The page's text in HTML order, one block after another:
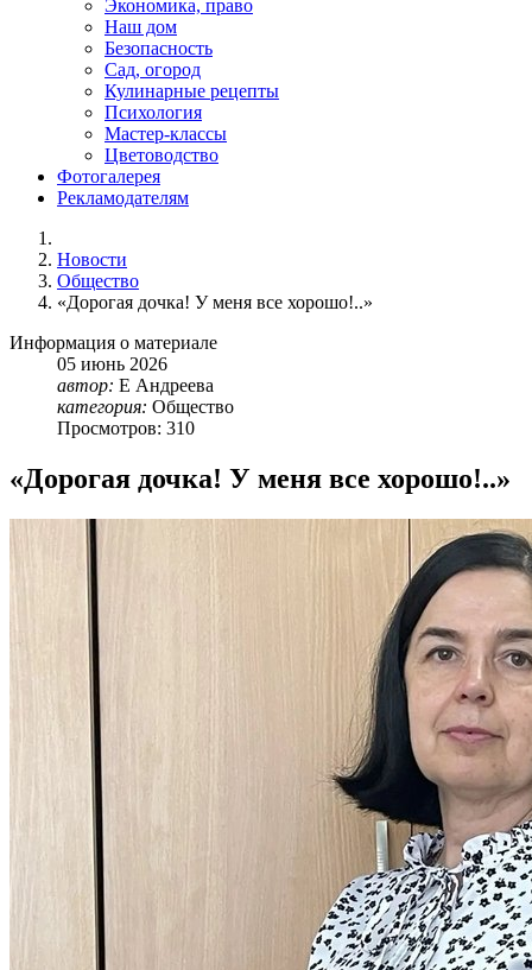
Экономика, право
Наш дом
Безопасность
Сад, огород
Кулинарные рецепты
Психология
Мастер-классы
Цветоводство
Фотогалерея
Рекламодателям
Новости
Общество
«Дорогая дочка! У меня все хорошо!..»
Информация о материале
05 июнь 2026
автор: Е Андреева
категория: Общество
Просмотров: 310
«Дорогая дочка! У меня все хорошо!..»